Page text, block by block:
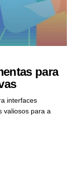
para
interfaces
valiosos para a